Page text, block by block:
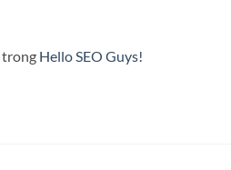
trong Hello SEO Guys!